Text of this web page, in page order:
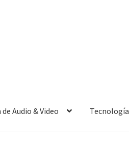
Audio & Video Tecnología